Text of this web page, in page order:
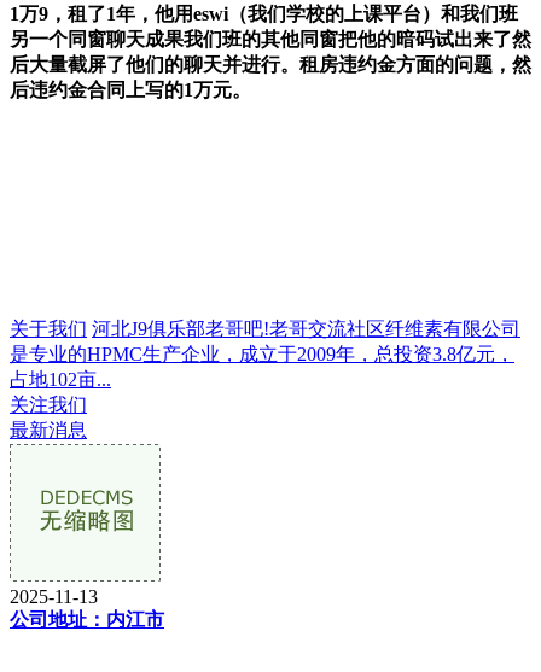
1万9，租了1年，他用eswi（我们学校的上课平台）和我们班
另一个同窗聊天成果我们班的其他同窗把他的暗码试出来了然
后大量截屏了他们的聊天并进行。租房违约金方面的问题，然
后违约金合同上写的1万元。
关于我们 河北J9俱乐部老哥吧!老哥交流社区纤维素有限公司
是专业的HPMC生产企业，成立于2009年，总投资3.8亿元，
占地102亩...
关注我们
最新消息
2025-11-13
公司地址：内江市